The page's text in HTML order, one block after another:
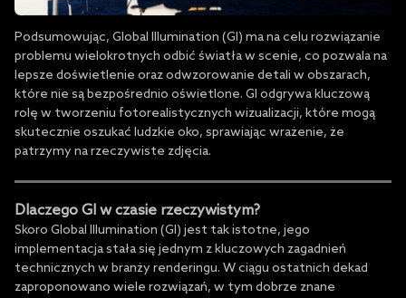
Podsumowując, Global Illumination (GI) ma na celu rozwiązanie
problemu wielokrotnych odbić światła w scenie, co pozwala na
lepsze doświetlenie oraz odwzorowanie detali w obszarach,
które nie są bezpośrednio oświetlone. GI odgrywa kluczową
rolę w tworzeniu fotorealistycznych wizualizacji, które mogą
skutecznie oszukać ludzkie oko, sprawiając wrażenie, że
patrzymy na rzeczywiste zdjęcia.
Dlaczego GI w czasie rzeczywistym?
Skoro Global Illumination (GI) jest tak istotne, jego
implementacja stała się jednym z kluczowych zagadnień
technicznych w branży renderingu. W ciągu ostatnich dekad
zaproponowano wiele rozwiązań, w tym dobrze znane